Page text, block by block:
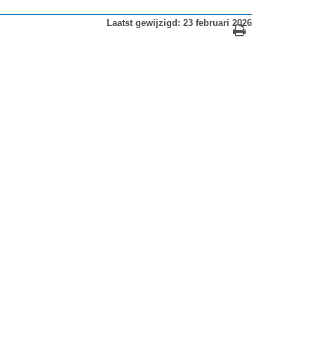
Laatst gewijzigd: 23 februari 2026